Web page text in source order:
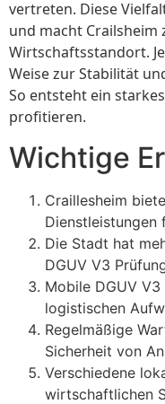
vertreten. Diese
und macht Crailsheim
Wirtschaftsstandort.
Weise zur Stabilität
So entsteht ein
profitieren.
Wichtige
Craillesheim
Dienstleistungen
Die Stadt hat
DGUV V3
Mobile DGUV
logistischen
Regelmäßige
Sicherheit von
Verschiedene
wirtschaftlichen